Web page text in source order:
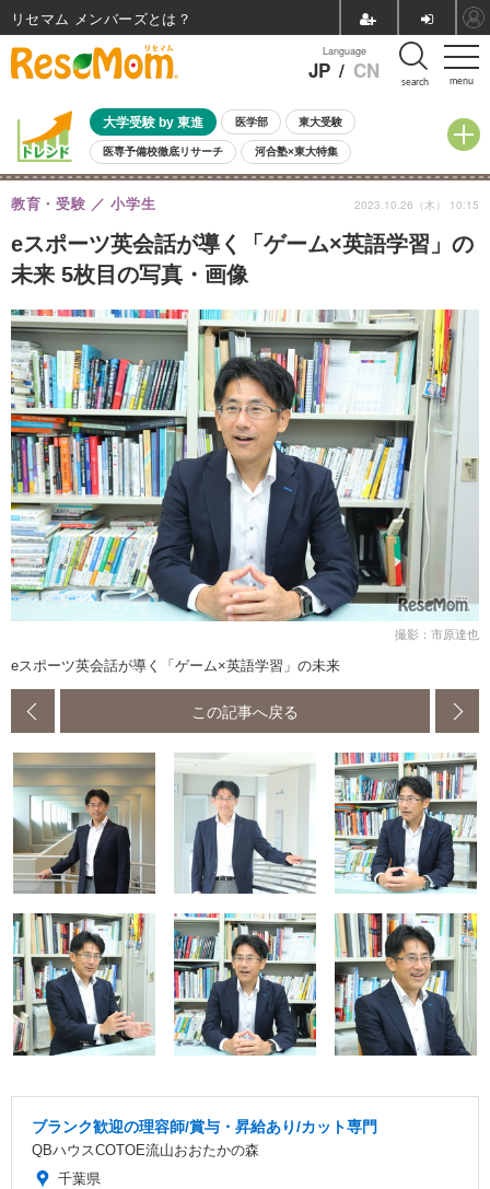
menu
Language
JP / CN search
大学受験 by 東進 医学部 東大受験
医専予備校徹底リサーチ 河合塾×東大特集
親子で考える大学選び 高校受験 中学受験 小学校受験
共通テスト 夏休み
8月開催イベント・WS 全国公立高校 過去問 人気記事
自由研究教材（小学生向け） 自由研究教材（中学生向け）
eスポーツ英会話が導く「ゲーム×英語学習」の
未来 5枚目の写真・画像
教育・受験 小学生 2023.10.26（木） 10:15
撮影：市原達也
eスポーツ英会話が導く「ゲーム×英語学習」の未来
この記事へ戻る
ブランク歓迎の理容師/賞与・昇給あり/カット専門
QBハウスCOTOE流山おおたかの森
千葉県
リセマム メンバーズ